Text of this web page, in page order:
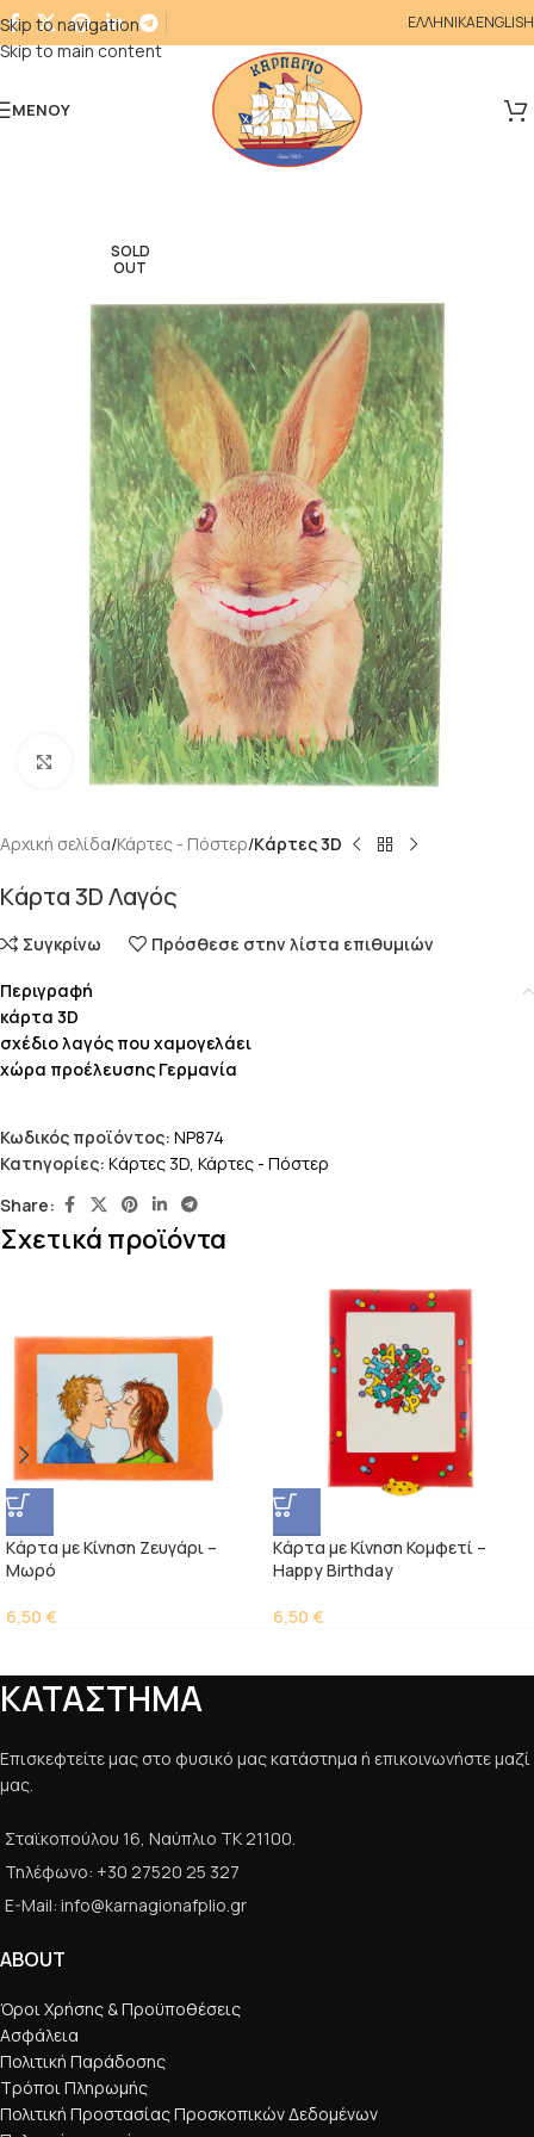
Skip to navigation
Skip to main content
ΕΛΛΗΝΙΚΑENGLISH
ΜΕΝΟΎ
SOLD
OUT
Κάντε κλικ για μεγέθυνση
Αρχική σελίδα Κάρτες - Πόστερ Kάρτες 3D
Kάρτα 3D Λαγός
Συγκρίνω Πρόσθεσε στην λίστα επιθυμιών
Περιγραφή
κάρτα 3D
σχέδιο λαγός που χαμογελάει
χώρα προέλευσης Γερμανία
Κωδικός προϊόντος: NP874
Κατηγορίες: Kάρτες 3D, Κάρτες - Πόστερ
Share:
Σχετικά προϊόντα
Kάρτα με Κίνηση Ζευγάρι –
Μωρό
6,50 €
Kάρτα με Κίνηση Κομφετί –
Happy Birthday
6,50 €
ΚΑΤΑΣΤΗΜΑ
Επισκεφτείτε μας στο φυσικό μας κατάστημα ή επικοινωνήστε μαζί
μας.
Σταϊκοπούλου 16, Ναύπλιο ΤΚ 21100.
Τηλέφωνο: +30 27520 25 327
E-Mail: info@karnagionafplio.gr
ABOUT
Όροι Χρήσης & Προϋποθέσεις
Ασφάλεια
Πολιτική Παράδοσης
Τρόποι Πληρωμής
Πολιτική Προστασίας Προσκοπικών Δεδομένων